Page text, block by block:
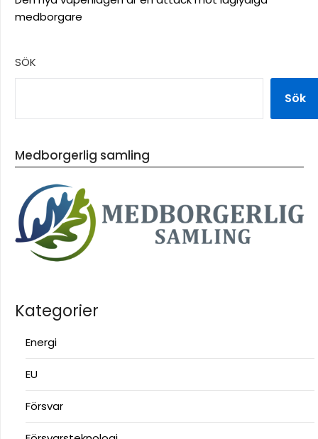
medborgare
SÖK
Sök
Medborgerlig samling
Kategorier
Energi
EU
Försvar